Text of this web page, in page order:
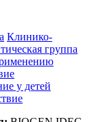
Клинико-
группа
у детей